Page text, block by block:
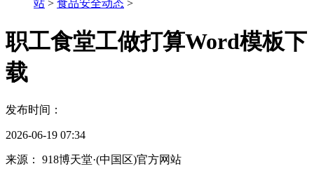
站 > 食品安全动态 >
职工食堂工做打算Word模板下
载
发布时间：
2026-06-19 07:34
来源： 918博天堂·(中国区)官方网站